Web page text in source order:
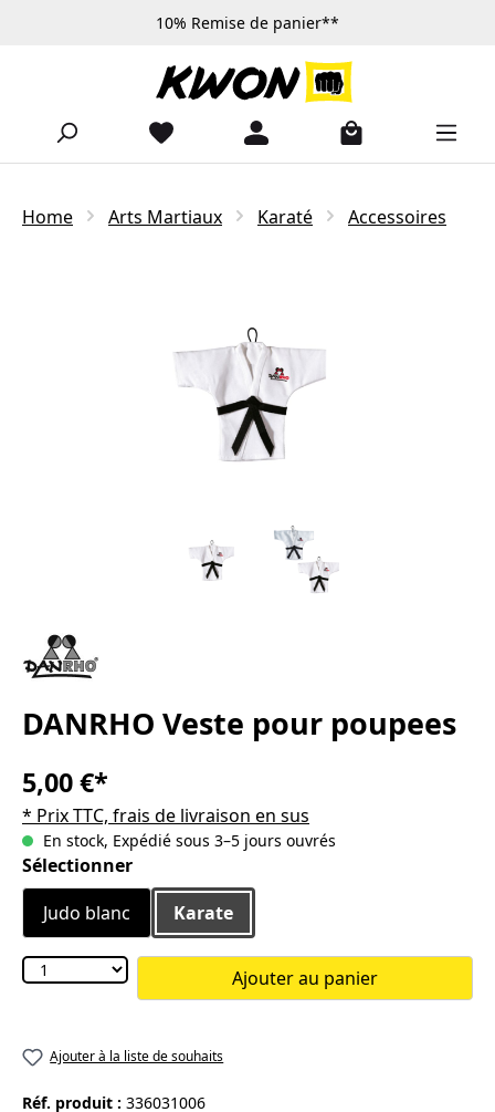
Passer au contenu principal10% Remise de panier**
Home Arts Martiaux Karaté Accessoires
DANRHO Veste pour poupees
5,00 €*
* Prix TTC, frais de livraison en sus
En stock, Expédié sous 3–5 jours ouvrés
Sélectionnez
Sélectionner
Judo blanc
Karate
Ajouter au panier
Ajouter à la liste de souhaits
Réf. produit : 336031006